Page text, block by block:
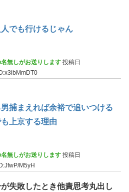
でも行けるじゃん
無しがお送りします 投稿日
ID:x3ibMmDT0
捕まえれば余裕で追いつける
上京する理由
無しがお送りします 投稿日
M5yH
失敗したとき他責思考丸出し